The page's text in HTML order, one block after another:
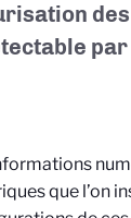
que l’on